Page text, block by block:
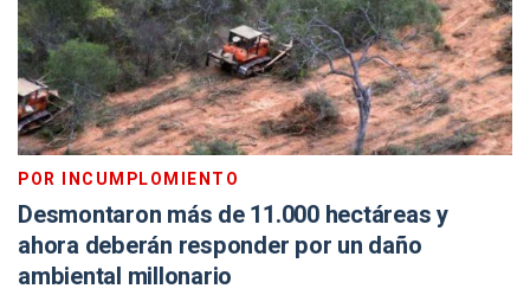
POR INCUMPLOMIENTO
Desmontaron más de 11.000 hectáreas y
ahora deberán responder por un daño
ambiental millonario